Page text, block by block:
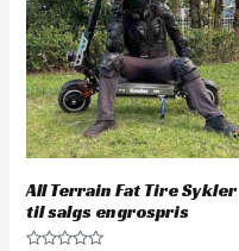
All Terrain Fat Tire Sykler
til salgs engrospris